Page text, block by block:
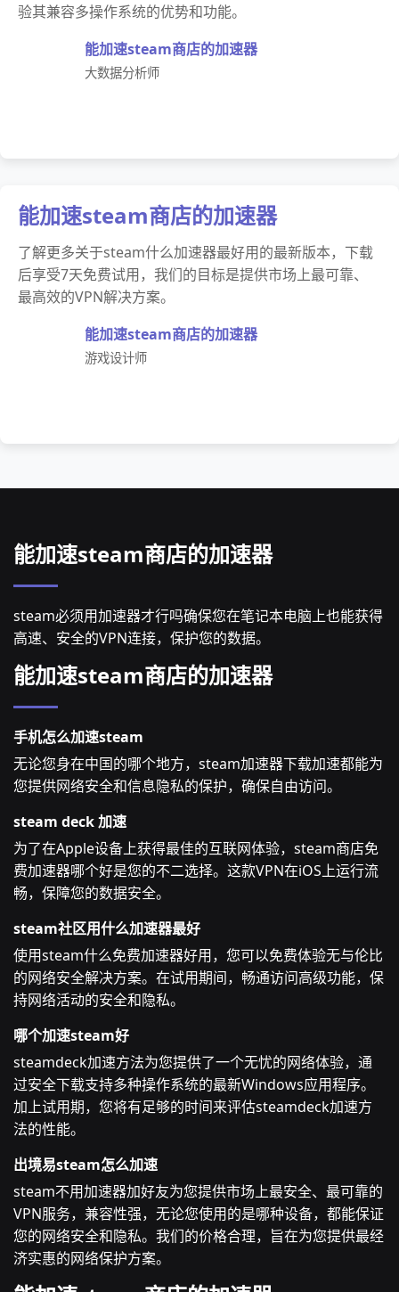
验其兼容多操作系统的优势和功能。
能加速steam商店的加速器
大数据分析师
能加速steam商店的加速器
了解更多关于steam什么加速器最好用的最新版本，下载
后享受7天免费试用，我们的目标是提供市场上最可靠、
最高效的VPN解决方案。
能加速steam商店的加速器
游戏设计师
能加速steam商店的加速器
steam必须用加速器才行吗确保您在笔记本电脑上也能获得
高速、安全的VPN连接，保护您的数据。
能加速steam商店的加速器
手机怎么加速steam
无论您身在中国的哪个地方，steam加速器下载加速都能为
您提供网络安全和信息隐私的保护，确保自由访问。
steam deck 加速
为了在Apple设备上获得最佳的互联网体验，steam商店免
费加速器哪个好是您的不二选择。这款VPN在iOS上运行流
畅，保障您的数据安全。
steam社区用什么加速器最好
使用steam什么免费加速器好用，您可以免费体验无与伦比
的网络安全解决方案。在试用期间，畅通访问高级功能，保
持网络活动的安全和隐私。
哪个加速steam好
steamdeck加速方法为您提供了一个无忧的网络体验，通
过安全下载支持多种操作系统的最新Windows应用程序。
加上试用期，您将有足够的时间来评估steamdeck加速方
法的性能。
出境易steam怎么加速
steam不用加速器加好友为您提供市场上最安全、最可靠的
VPN服务，兼容性强，无论您使用的是哪种设备，都能保证
您的网络安全和隐私。我们的价格合理，旨在为您提供最经
济实惠的网络保护方案。